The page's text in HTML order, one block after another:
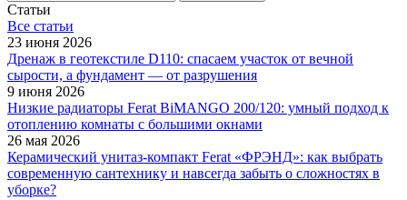
Статьи
Все cтатьи
23 июня 2026
Дренаж в геотекстиле D110: спасаем участок от вечной
сырости, а фундамент — от разрушения
9 июня 2026
Низкие радиаторы Ferat BiMANGO 200/120: умный подход к
отоплению комнаты с большими окнами
26 мая 2026
Керамический унитаз-компакт Ferat «ФРЭНД»: как выбрать
современную сантехнику и навсегда забыть о сложностях в
уборке?